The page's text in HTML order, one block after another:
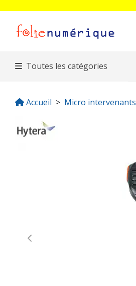
Toutes les catégories
Accueil Micro intervenants
Previous